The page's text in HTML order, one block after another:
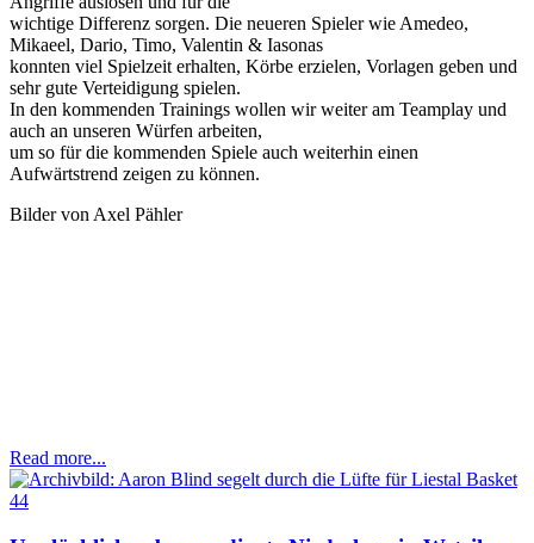
wichtige Differenz sorgen. Die neueren Spieler wie Amedeo,
Mikaeel, Dario, Timo, Valentin & Iasonas
konnten viel Spielzeit erhalten, Körbe erzielen, Vorlagen geben und
sehr gute Verteidigung spielen.
In den kommenden Trainings wollen wir weiter am Teamplay und
auch an unseren Würfen arbeiten,
um so für die kommenden Spiele auch weiterhin einen
Aufwärtstrend zeigen zu können.
Bilder von Axel Pähler
Read more...